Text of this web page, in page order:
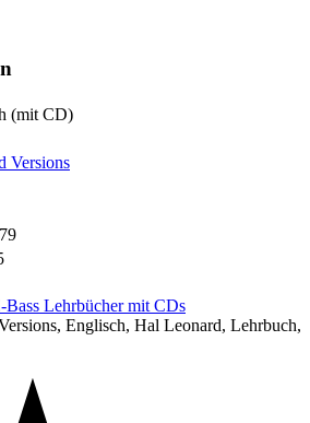
(mit CD)
Versions
Bass Lehrbücher mit CDs
Englisch, Hal Leonard, Lehrbuch,